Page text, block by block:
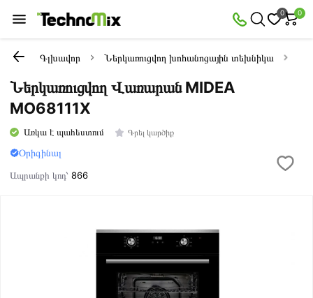
0 0
Գլխավոր Ներկառուցվող խոհանոցային տեխնիկա
Ներկառուցվող Վառարան MIDEA
MO68111X
Առկա է պահեստում Գրել կարծիք
Օրիգինալ
Ապրանքի կոդ՝866